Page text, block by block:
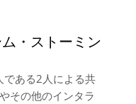
・ストーミン
である2人による共
その他のインタラ